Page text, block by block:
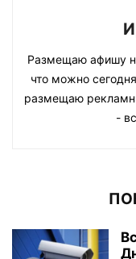
Размещаю афишу
что можно
размещаю
-